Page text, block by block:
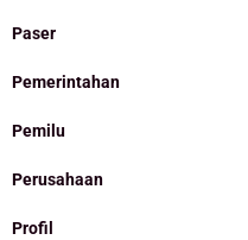
Paser
Pemerintahan
Pemilu
Perusahaan
Profil